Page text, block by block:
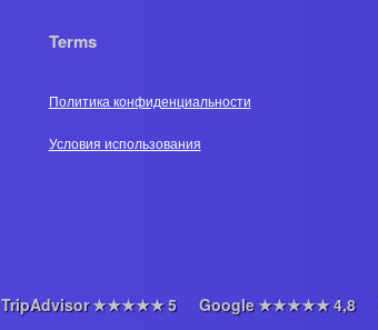
Terms
Политика конфиденциальности
Условия использования
TripAdvisor ★★★★★5 Google ★★★★★4,8